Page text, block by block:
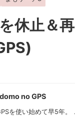
休止＆
no GPS
を使い始めて早5年。